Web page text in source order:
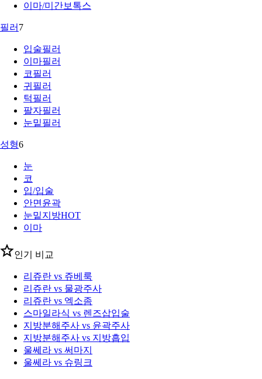
이마/미간보톡스
필러 7
입술필러
이마필러
코필러
귀필러
턱필러
팔자필러
눈밑필러
성형6
눈
코
입/입술
안면윤곽
눈밑지방HOT
이마
인기 비교
리쥬란 vs 쥬베룩
리쥬란 vs 물광주사
리쥬란 vs 엑소좀
스마일라식 vs 렌즈삽입술
지방분해주사 vs 윤곽주사
지방분해주사 vs 지방흡입
울쎄라 vs 써마지
울쎄라 vs 슈링크